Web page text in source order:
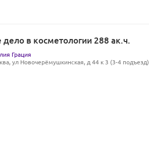
в косметологии 288 ак.ч.
Грация
ул Новочерёмушкинская, д 44 к 3 (3-4 подъезд)